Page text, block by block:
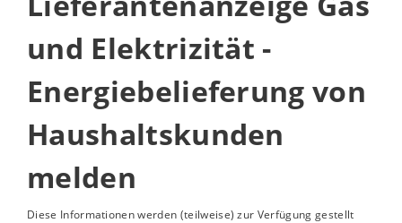
und Elektrizität -
Energiebelieferung von
Haushaltskunden
melden
Diese Informationen werden (teilweise) zur Verfügung gestellt